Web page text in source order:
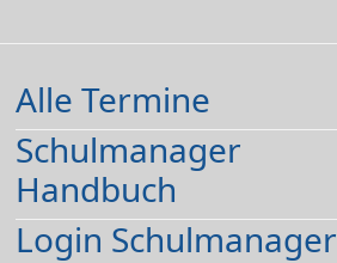
Alle Termine
Schulmanager
Handbuch
Login Schulmanager